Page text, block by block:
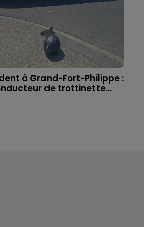
à Grand-Fort-Philippe :
de trottinette...